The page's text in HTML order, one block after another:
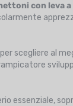
con leva a
per scegliere al
essenziale,